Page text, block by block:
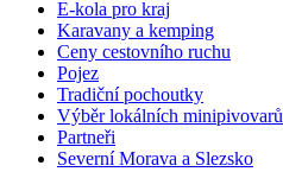
E-kola pro kraj
Karavany a kemping
Ceny cestovního ruchu
Pojez
Tradiční pochoutky
Výběr lokálních minipivovarů
Partneři
Severní Morava a Slezsko